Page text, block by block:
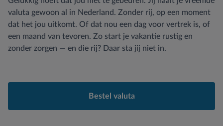
valuta gewoon al in Nederland. Zonder rij, op een moment
dat het jou uitkomt. Of dat nou een dag voor vertrek is, of
een maand van tevoren. Zo start je vakantie rustig en
zonder zorgen — en die rij? Daar sta jij niet in.
Bestel valuta